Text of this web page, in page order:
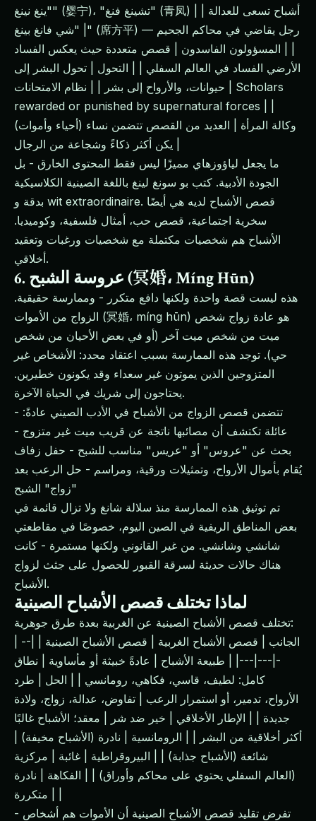
"ينغ نينغ" (婴宁)، "تشينغ فنغ" (青凤) | | أشباح تسعى للعدالة
| "شي فانغ بينغ" (席方平) — رجل يقاضي في محاكم الجحيم
| | المسؤولون الفاسدون | قصص متعددة حيث يعكس الفساد
الأرضي الفساد في العالم السفلي | | التحول | تحول البشر إلى
حيوانات، والأرواح إلى بشر | | نظام الامتحانات | Scholars
rewarded or punished by supernatural forces | |
وكالة المرأة | العديد من القصص تتضمن نساء (أحياء وأموات)
ما يجعل لياؤوزهاي مميزًا ليس فقط المحتوى الخارق - بل
الجودة الأدبية. كتب بو سونغ لينغ باللغة الصينية الكلاسيكية
بدقة و wit extraordinaire. قصص الأشباح لديه هي أيضًا
سخرية اجتماعية، قصص حب، أمثال فلسفية، وكوميديا.
الأشباح هم شخصيات مكتملة مع شخصيات ورغبات وتعقيد
أخلاقي.
6. عروسة الشبح (冥婚، Míng Hūn)
هذه ليست قصة واحدة ولكنها دافع متكرر - وممارسة حقيقية.
الزواج من الأموات (冥婚، míng hūn) هو عادة زواج شخص
ميت من شخص ميت آخر (أو في بعض الأحيان من شخص
حي). توجد هذه الممارسة بسبب اعتقاد محدد: الأشخاص غير
المتزوجين الذين يموتون غير سعداء وقد يكونون خطيرين.
يحتاجون إلى شريك في الحياة الآخرة.
تتضمن قصص الزواج من الأشباح في الأدب الصيني عادةً: -
عائلة تكتشف أن مصائبها ناتجة عن قريب ميت غير متزوج -
بحث عن "عروس" أو "عريس" مناسب للشبح - حفل زفاف
يُقام بأموال الأرواح، وتمثيلات ورقية، ومراسم - حل الرعب بعد
"زواج" الشبح
تم توثيق هذه الممارسة منذ سلالة شانغ ولا تزال قائمة في
بعض المناطق الريفية في الصين اليوم، خصوصًا في مقاطعتي
شانشي وشانشي. من غير القانوني ولكنها مستمرة - كانت
هناك حالات حديثة لسرقة القبور للحصول على جثث لزواج
الأشباح.
لماذا تختلف قصص الأشباح الصينية
تختلف قصص الأشباح الصينية عن الغربية بعدة طرق جوهرية:
-|---|---| | طبيعة الأشباح | عادةً خبيثة أو مأساوية | نطاق
كامل: لطيف، قاسي، فكاهي، رومانسي | | الحل | طرد
الأرواح، تدمير، أو استمرار الرعب | تفاوض، عدالة، زواج، ولادة
جديدة | | الإطار الأخلاقي | خير ضد شر | معقد؛ الأشباح غالبًا
أكثر أخلاقية من البشر | | الرومانسية | نادرة (الأشباح مخيفة) |
شائعة (الأشباح جذابة) | | البيروقراطية | غائبة | مركزية
(العالم السفلي يحتوي على محاكم وأوراق) | | الفكاهة | نادرة
تفرض تقليد قصص الأشباح الصينية أن الأموات هم أشخاص -